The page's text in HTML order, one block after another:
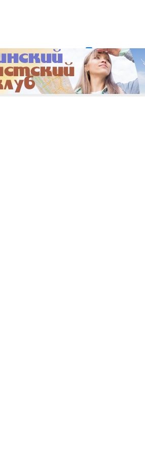
пароль? Регистрация